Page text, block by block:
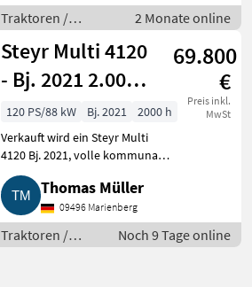
FH, FZ, Kons
Traktoren /
Standard
Traktoren
2 Monate online
Steyr Multi 4120
- Bj. 2021 2.000
Bstd.
69.800
€
Preis inkl.
MwSt
120 PS/88 kW Bj. 2021
2000 h
Verkauft wird ein Steyr Multi
4120 Bj. 2021, volle kommunale
Ausstattung, ohne Frontlader,
aber mit Konsolen, bisheriger
Einsatz = kommunale
Dienstleistungen, Winter
Thomas Müller
09496 Marienberg
Traktoren /
Standard
Noch 9 Tage online